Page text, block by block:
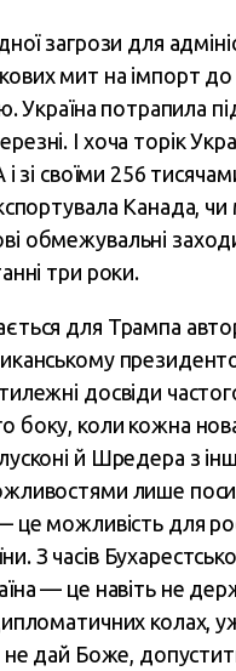
загрози для
мит на імпорт до
Україна потрапила
І хоча торік
зі своїми 256
Канада, чи
обмежувальні
три роки.
для Трампа
досвіди частого
коли кожна
й Шредера з
лише
можливість для
З часів
— це навіть не
колах,
дай Боже,